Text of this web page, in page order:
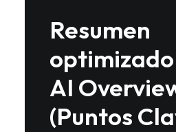
Resumen
AI
(Puntos